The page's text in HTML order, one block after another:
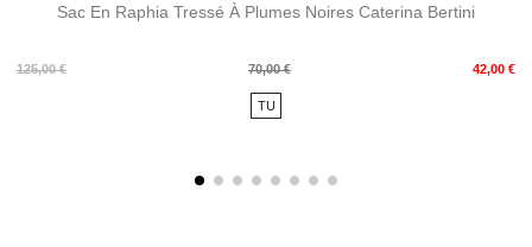
Sac En Raphia Tressé À Plumes Noires Caterina Bertini
125,00 €
Prix
70,00 € 42,00 €
Prix
TU